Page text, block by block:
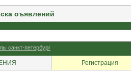
оъявлений
санкт-петербург
Регистрация